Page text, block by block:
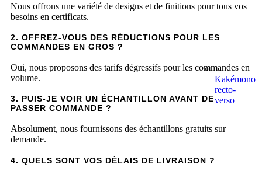
Kakémono
recto-
verso
Nous offrons une variété de designs et de finitions pour tous vos
besoins en certificats.
2. OFFREZ-VOUS DES RÉDUCTIONS POUR LES
COMMANDES EN GROS ?
Oui, nous proposons des tarifs dégressifs pour les commandes en
volume.
3. PUIS-JE VOIR UN ÉCHANTILLON AVANT DE
PASSER COMMANDE ?
Absolument, nous fournissons des échantillons gratuits sur
demande.
4. QUELS SONT VOS DÉLAIS DE LIVRAISON ?